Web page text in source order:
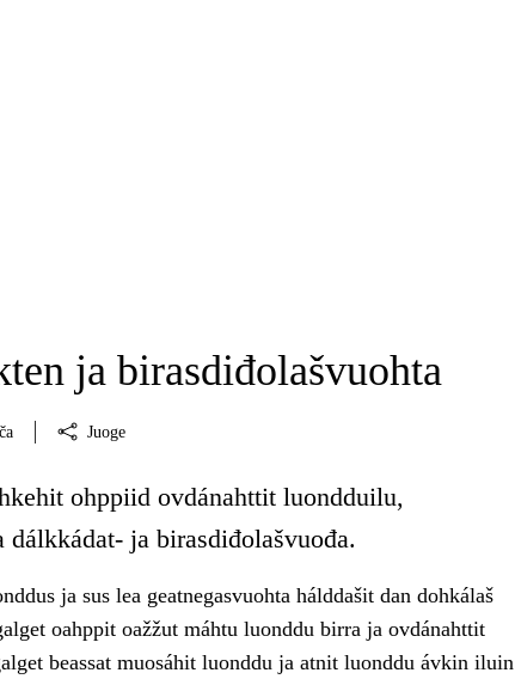
ja birasdiđolašvuohta
Juoge
ohppiid ovdánahttit luondduilu,
dálkkádat- ja birasdiđolašvuođa.
ja sus lea geatnegasvuohta hálddašit dan dohkálaš
oahppit oažžut máhtu luonddu birra ja ovdánahttit
beassat muosáhit luonddu ja atnit luonddu ávkin